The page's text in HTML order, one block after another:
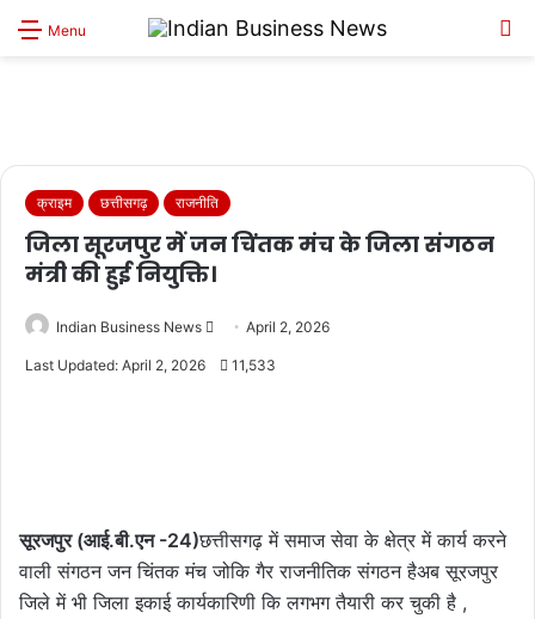
Menu
क्राइम छत्तीसगढ़ राजनीति
जिला सूरजपुर में जन चिंतक मंच के जिला संगठन
मंत्री की हुई नियुक्ति।
Indian Business News
SendApril 2, 2026
Last Updated: April 2, 2026 11,533
सूरजपुर (आई.बी.एन -24)छत्तीसगढ़ में समाज सेवा के क्षेत्र में कार्य करने
वाली संगठन जन चिंतक मंच जोकि गैर राजनीतिक संगठन हैअब सूरजपुर
जिले में भी जिला इकाई कार्यकारिणी कि लगभग तैयारी कर चुकी है ,